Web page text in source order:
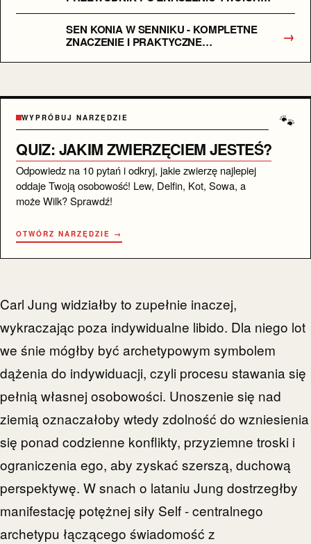
SNÓW
SEN KONIA W SENNIKU - KOMPLETNE
ZNACZENIE I PRAKTYCZNE
→
🐾
WYPRÓBUJ NARZĘDZIE
QUIZ: JAKIM ZWIERZĘCIEM JESTEŚ?
Odpowiedz na 10 pytań i odkryj, jakie zwierzę najlepiej
oddaje Twoją osobowość! Lew, Delfin, Kot, Sowa, a
może Wilk? Sprawdź!
OTWÓRZ NARZĘDZIE →
Carl Jung widziałby to zupełnie inaczej,
wykraczając poza indywidualne libido. Dla niego lot
we śnie mógłby być archetypowym symbolem
dążenia do indywiduacji, czyli procesu stawania się
pełnią własnej osobowości. Unoszenie się nad
ziemią oznaczałoby wtedy zdolność do wzniesienia
się ponad codzienne konflikty, przyziemne troski i
ograniczenia ego, aby zyskać szerszą, duchową
perspektywę. W snach o lataniu Jung dostrzegłby
manifestację potężnej siły Self - centralnego
archetypu łączącego świadomość z